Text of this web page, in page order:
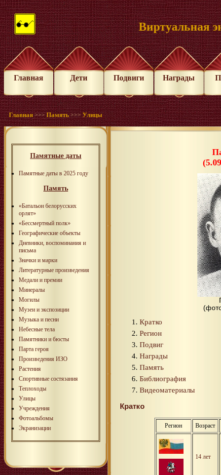
Виртуальная
Главная Дети Подвиги Награды
Главная >>>Память >>>Улицы
Памятные даты
Памятные даты в 2025 году
Память
«Батальон белорусских
орлят»
«Бессмертный полк»
Географические объекты
Дневники, воспоминания и
письма
Значки и марки
Литературные произведения
Медали и премии
Минералы
Могилы
Музеи и экспозиции
Музыка и песни
Небесные тела
Памятники и бюсты
Парта героя
Произведения ИЗО
Растения
Спортивные состязания
Теплоходы
Улицы
Учреждения
Фотоальбомы
Экранизации
Кратко
Регион
Подвиг
Награды
Память
Библиография
Видеоматериалы
Кратко
Регион Возраст
14 лет